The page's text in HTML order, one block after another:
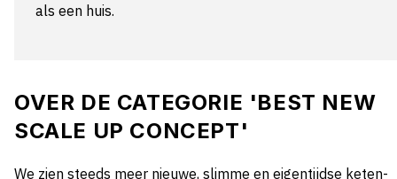
als een huis.
OVER DE CATEGORIE 'BEST NEW
SCALE UP CONCEPT'
We zien steeds meer nieuwe, slimme en eigentijdse keten-